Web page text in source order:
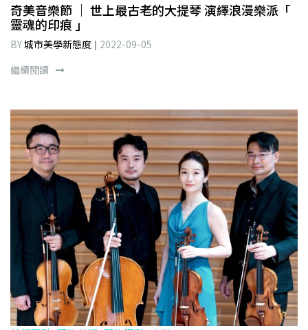
奇美音樂節 ｜ 世上最古老的大提琴 演繹浪漫樂派「
靈魂的印痕 」
BY城市美學新態度
2022-09-05
繼續閱讀